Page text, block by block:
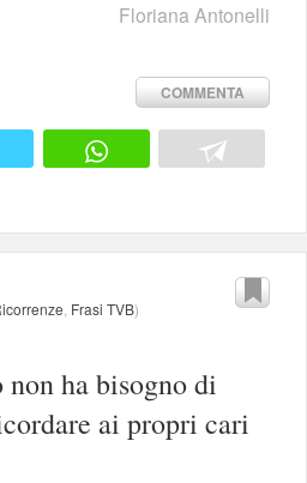
Floriana Antonelli
COMMENTA
Frasi TVB)
ha bisogno di
ai propri cari